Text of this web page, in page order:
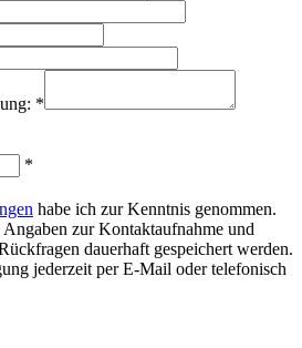
*
*
habe ich zur Kenntnis genommen.
zur Kontaktaufnahme und
dauerhaft gespeichert werden.
jederzeit per E-Mail oder telefonisch